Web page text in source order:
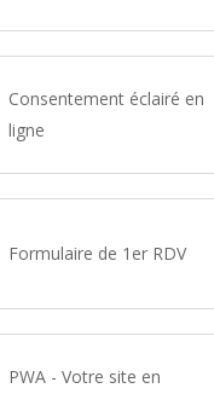
Consentement éclairé en
ligne
Formulaire de 1er RDV
PWA - Votre site en